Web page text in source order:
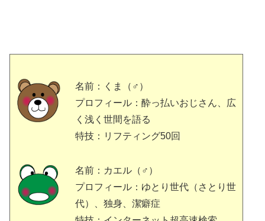
名前：くま（♂）
プロフィール：酔っ払いおじさん、広
く浅く世間を語る
特技：リフティング50回
名前：カエル（♂）
プロフィール：ゆとり世代（さとり世
代）、独身、潔癖症